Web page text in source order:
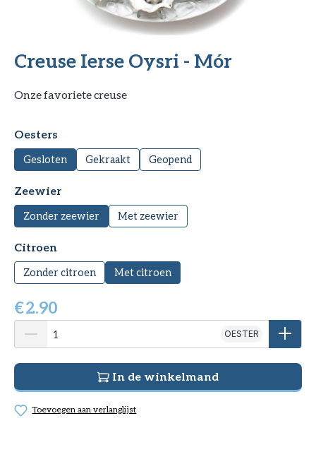
Creuse Ierse Oysri - Mór
Onze favoriete creuse
Selecteer
Oesters
Gesloten Gekraakt Geopend
Selecteer
Zeewier
Zonder zeewier Met zeewier
Selecteer
Citroen
Zonder citroen Met citroen
€2.90
OESTER
In de winkelmand
Toevoegen aan verlanglijst